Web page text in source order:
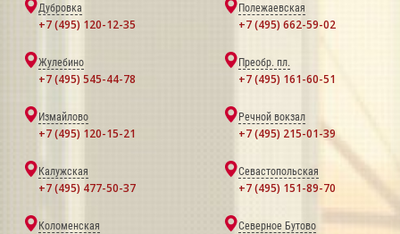
Дубровка
+7 (495) 120-12-35
Полежаевская
+7 (495) 662-59-02
Жулебино
+7 (495) 545-44-78
Преобр. пл.
+7 (495) 161-60-51
Измайлово
+7 (495) 120-15-21
Речной вокзал
+7 (495) 215-01-39
Калужская
+7 (495) 477-50-37
Севастопольская
+7 (495) 151-89-70
Коломенская Северное Бутово